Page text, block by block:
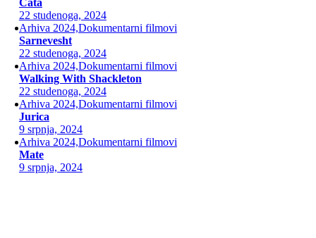
Cata
22 studenoga, 2024
Arhiva 2024,Dokumentarni filmovi
Sarnevesht
22 studenoga, 2024
Arhiva 2024,Dokumentarni filmovi
Walking With Shackleton
22 studenoga, 2024
Arhiva 2024,Dokumentarni filmovi
Jurica
9 srpnja, 2024
Arhiva 2024,Dokumentarni filmovi
Mate
9 srpnja, 2024